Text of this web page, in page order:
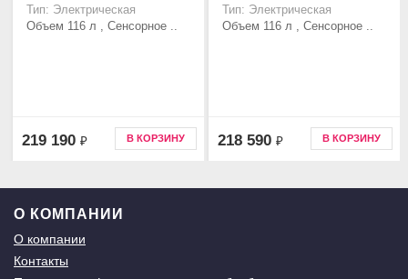
Тип: Электрическая
Объем 116 л , Сенсорное ..
219 190 ₽ В КОРЗИНУ
Тип: Электрическая
Объем 116 л , Сенсорное ..
218 590 ₽ В КОРЗИНУ
О КОМПАНИИ
О компании
Контакты